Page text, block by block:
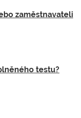
zaměstnavateli
testu?